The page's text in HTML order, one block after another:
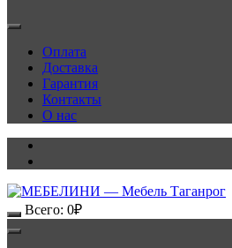
Оплата
Доставка
Гарантия
Контакты
О нас
Всего: 0₽